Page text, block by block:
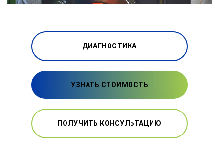
ДИАГНОСТИКА
УЗНАТЬ СТОИМОСТЬ
ПОЛУЧИТЬ КОНСУЛЬТАЦИЮ